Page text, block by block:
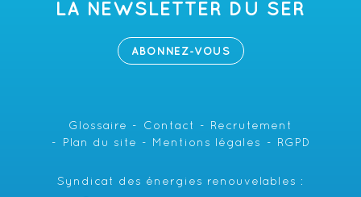
LA NEWSLETTER DU SER
ABONNEZ-VOUS
Glossaire Contact
Recrutement
Plan du site
Mentions légales RGPD
Syndicat des énergies renouvelables :